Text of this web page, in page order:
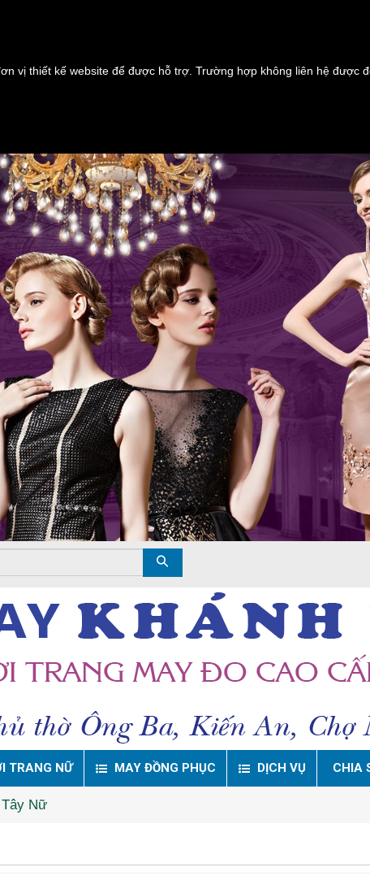
vị thiết kế website để được hỗ trợ. Trường hợp không liên hệ được
TRANG NỮ MAY ĐỒNG PHỤC DỊCH VỤ CHIA
Nữ